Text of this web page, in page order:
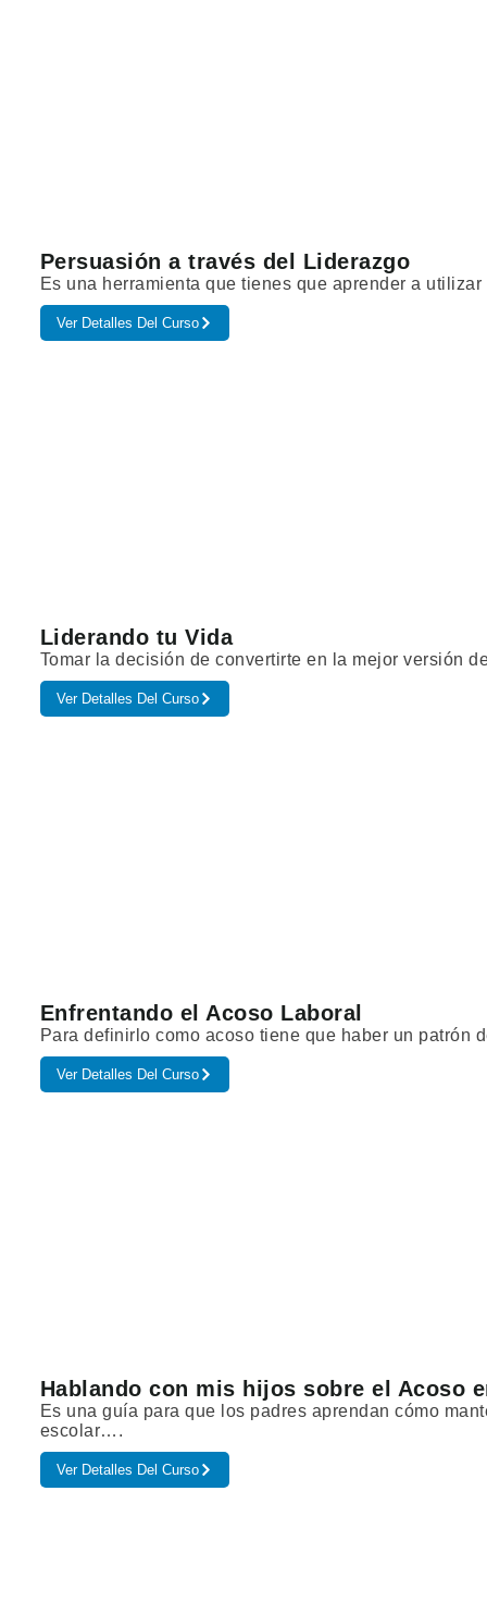
Persuasión a través del Liderazgo
Es una herramienta que tienes que aprender a
Ver Detalles Del Curso
Liderando tu Vida
Tomar la decisión de convertirte en la mejor versión
Ver Detalles Del Curso
Enfrentando el Acoso Laboral
Para definirlo como acoso tiene que haber un patrón
Ver Detalles Del Curso
Hablando con mis hijos sobre el Acoso
Es una guía para que los padres aprendan cómo
escolar….
Ver Detalles Del Curso